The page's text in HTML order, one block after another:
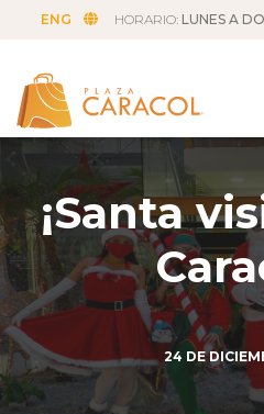
ENG HORARIO: LUNES A
¡Santa
24 DE